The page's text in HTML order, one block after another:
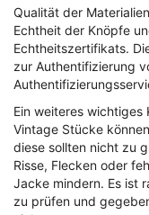
Qualität der
Echtheit der Knöpfe
Echtheitszertifikats.
zur Authentifizierung
Ein weiteres
Vintage Stücke
diese sollten nicht zu
Risse, Flecken oder
Jacke mindern. Es ist
zu prüfen und